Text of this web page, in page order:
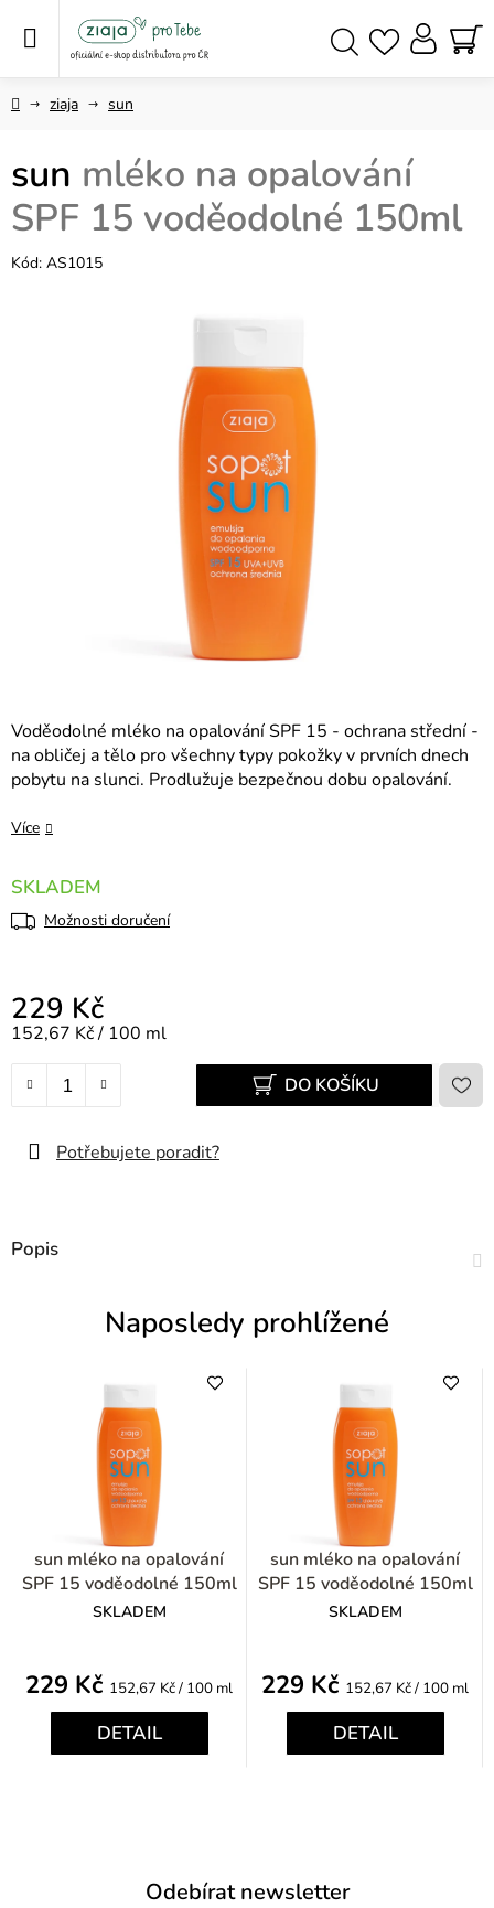
Domůziaja sun
Voděodolné mléko na opalování SPF 15 - ochrana střední -
na obličej a tělo pro všechny typy pokožky v prvních dnech
pobytu na slunci. Prodlužuje bezpečnou dobu opalování.
Více
SKLADEM
Možnosti doručení
229 Kč
Měrná cena:
152,67 Kč / 100 ml
DO KOŠÍKU
Potřebujete poradit?
sun mléko na opalování
SPF 15 voděodolné 150ml
Kód: AS1015
Popis
Naposledy prohlížené
sun mléko na opalování
SPF 15 voděodolné 150ml
SKLADEM
229 Kč Měrná
cena:
152,67 Kč / 100 ml
DETAIL
sun mléko na opalování
SPF 15 voděodolné 150ml
SKLADEM
229 Kč Měrná
cena:
152,67 Kč / 100 ml
DETAIL
Odebírat newsletter